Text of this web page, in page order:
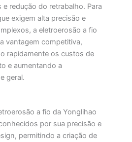
e redução do retrabalho. Para
exigem alta precisão e
a eletroerosão a fio
vantagem competitiva,
rapidamente os custos de
e aumentando a
geral.
a fio da Yonglihao
por sua precisão e
permitindo a criação de